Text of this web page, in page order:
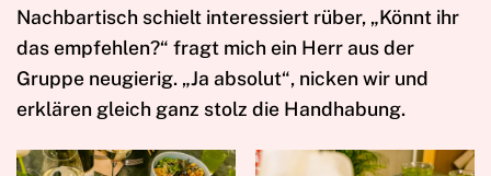
Nachbartisch schielt interessiert rüber, „Könnt ihr
das empfehlen?“ fragt mich ein Herr aus der
Gruppe neugierig. „Ja absolut“, nicken wir und
erklären gleich ganz stolz die Handhabung.